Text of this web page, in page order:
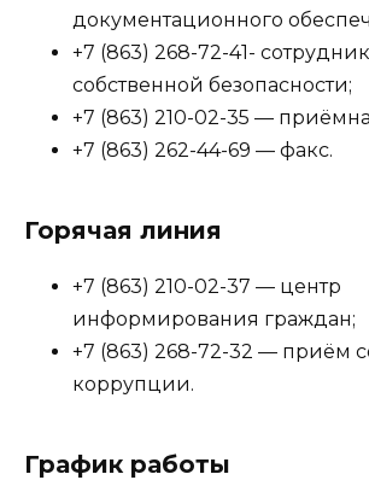
документационного
+7 (863) 268-72-41-
собственной безопасности;
+7 (863) 210-02-35 —
+7 (863) 262-44-69 — факс.
Горячая линия
+7 (863) 210-02-37 — центр
информирования граждан;
+7 (863) 268-72-32 — приём
коррупции.
График работы